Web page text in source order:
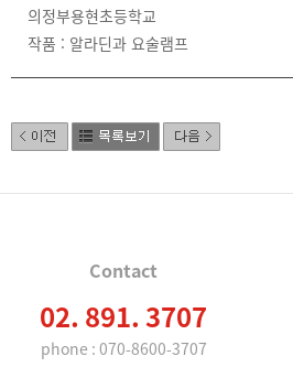
의정부용현초등학교
작품 : 알라딘과 요술램프
Contact
02. 891. 3707
phone : 070-8600-3707